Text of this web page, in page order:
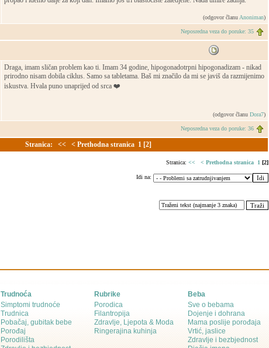
(odgovor članu Anoniman)
Neposredna veza do poruke: 35
Draga, imam sličan problem kao ti. Imam 34 godine, hipogonadotrpni hipogonadizam - nikad
prirodno nisam dobila ciklus. Samo sa tabletama. Baš mi značilo da mi se javiš da razmijenimo
iskustva. Hvala puno unaprijed od srca ❤️
(odgovor članu Dora7)
Neposredna veza do poruke: 36
Stranica: << < Prethodna stranica 1 [2]
Stranica: << < Prethodna stranica 1 [2]
Idi na:
Trudnoća
Simptomi trudnoće
Trudnica
Pobačaj, gubitak bebe
Porođaj
Porodilišta
Rubrike
Porodica
Filantropija
Zdravlje, Ljepota & Moda
Ringerajina kuhinja
Beba
Sve o bebama
Dojenje i dohrana
Mama poslije porođaja
Vrtić, jaslice
Zdravlje i bezbjednost